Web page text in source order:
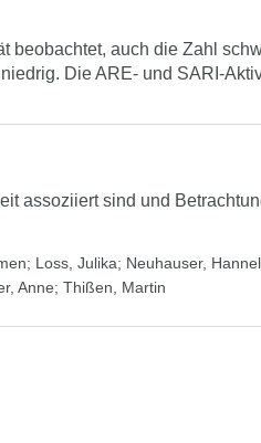
beobachtet, auch die Zahl
Die ARE- und SARI-
assoziiert sind und
; Loss, Julika; Neuhauser,
Anne; Thißen, Martin